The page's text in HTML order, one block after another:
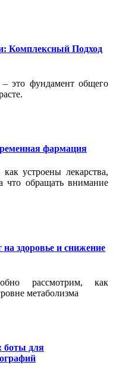
Комплексный Подход
это фундамент общего
фармация
устроены лекарства,
что обращать внимание
на здоровье и снижение
рассмотрим, как
метаболизма
боты для